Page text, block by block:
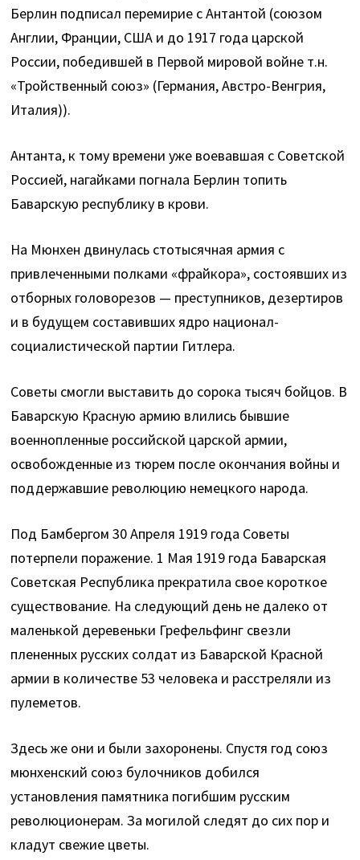
Берлин подписал перемирие с Антантой (союзом
Англии, Франции, США и до 1917 года царской
России, победившей в Первой мировой войне т.н.
«Тройственный союз» (Германия, Австро-Венгрия,
Италия)).
Антанта, к тому времени уже воевавшая с Советской
Россией, нагайками погнала Берлин топить
Баварскую республику в крови.
На Мюнхен двинулась стотысячная армия с
привлеченными полками «фрайкора», состоявших из
отборных головорезов — преступников, дезертиров
и в будущем составивших ядро национал-
социалистической партии Гитлера.
Советы смогли выставить до сорока тысяч бойцов. В
Баварскую Красную армию влились бывшие
военнопленные российской царской армии,
освобожденные из тюрем после окончания войны и
поддержавшие революцию немецкого народа.
Под Бамбергом 30 Апреля 1919 года Советы
потерпели поражение. 1 Мая 1919 года Баварская
Советская Республика прекратила свое короткое
существование. На следующий день не далеко от
маленькой деревеньки Грефельфинг свезли
плененных русских солдат из Баварской Красной
армии в количестве 53 человека и расстреляли из
пулеметов.
Здесь же они и были захоронены. Спустя год союз
мюнхенский союз булочников добился
установления памятника погибшим русским
революционерам. За могилой следят до сих пор и
кладут свежие цветы.